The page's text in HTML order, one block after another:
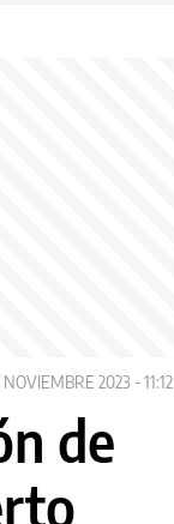
2023 - 11:12
de